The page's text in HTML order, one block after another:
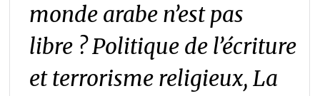
monde arabe n’est pas
libre ? Politique de l’écriture
et terrorisme religieux,La